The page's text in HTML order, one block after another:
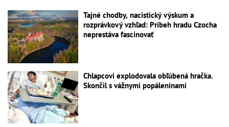
Tajné chodby, nacistický výskum a
rozprávkový vzhľad: Príbeh hradu Czocha
neprestáva fascinovať
Chlapcovi explodovala obľúbená hračka.
Skončil s vážnymi popáleninami